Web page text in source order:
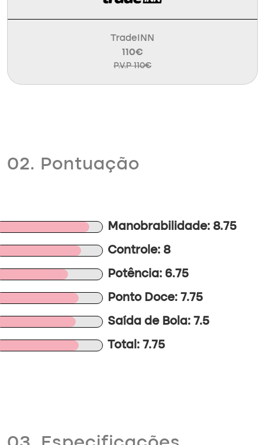
TradeINN
110€
P.V.P 110€
02. Pontuação
Manobrabilidade: 8.75
Controle: 8
Potência: 6.75
Ponto Doce: 7.75
Saída de Bola: 7.5
Total: 7.75